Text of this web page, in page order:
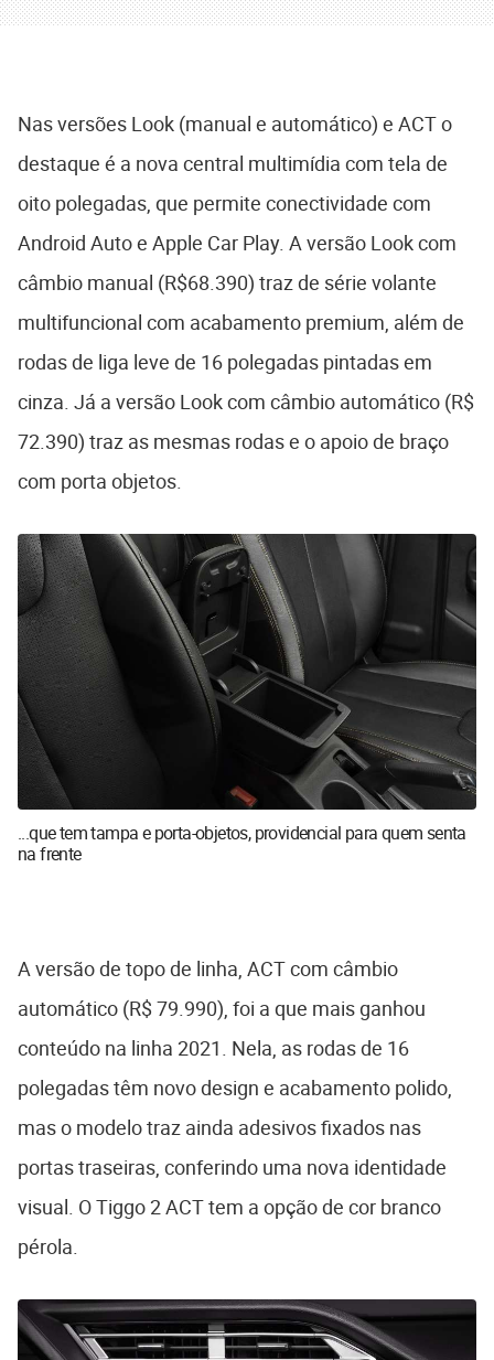
Nas versões Look (manual e automático) e ACT o
destaque é a nova central multimídia com tela de
oito polegadas, que permite conectividade com
Android Auto e Apple Car Play. A versão Look com
câmbio manual (R$68.390) traz de série volante
multifuncional com acabamento premium, além de
rodas de liga leve de 16 polegadas pintadas em
cinza. Já a versão Look com câmbio automático (R$
72.390) traz as mesmas rodas e o apoio de braço
com porta objetos.
...que tem tampa e porta-objetos, providencial para quem senta
na frente
A versão de topo de linha, ACT com câmbio
automático (R$ 79.990), foi a que mais ganhou
conteúdo na linha 2021. Nela, as rodas de 16
polegadas têm novo design e acabamento polido,
mas o modelo traz ainda adesivos fixados nas
portas traseiras, conferindo uma nova identidade
visual. O Tiggo 2 ACT tem a opção de cor branco
pérola.